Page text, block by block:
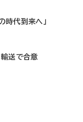
時代到来へ」
輸送で合意